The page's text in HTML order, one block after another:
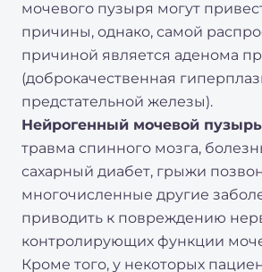
мочевого пузыря могут
причины, однако, самой
причиной является аденома
(доброкачественная
предстательной железы).
Нейрогенный мочевой
травма спинного мозга,
сахарный диабет, грыжи
многочисленные другие
приводить к повреждению
контролирующих функции
Кроме того, у некоторых